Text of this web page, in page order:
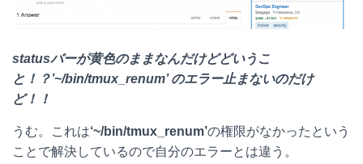
statusバーが黄色のままなんだけどどいうこ
と！？’~/bin/tmux_renum’ のエラー止まないのだけ
ど！！
うむ。これは‘~/bin/tmux_renum’の権限がなかったという
ことで解決しているので自分のエラーとは違う。